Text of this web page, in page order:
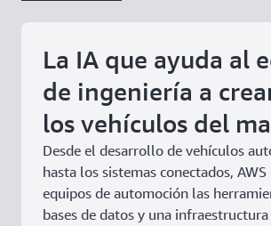
La IA que ayuda al
de ingeniería a
los vehículos del
Desde el desarrollo de vehículos
hasta los sistemas conectados,
equipos de automoción las
bases de datos y una